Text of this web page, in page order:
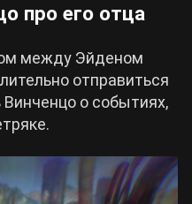
про его отца
между Эйденом
отправиться
Винченцо о событиях,